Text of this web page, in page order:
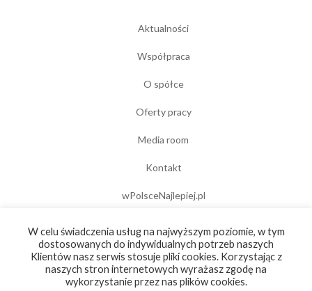
Aktualności
Współpraca
O spółce
Oferty pracy
Media room
Kontakt
wPolsceNajlepiej.pl
Portal do zgłaszania naruszeń
W celu świadczenia usług na najwyższym poziomie, w tym
dostosowanych do indywidualnych potrzeb naszych
Klientów nasz serwis stosuje pliki cookies. Korzystając z
naszych stron internetowych wyrażasz zgodę na
wykorzystanie przez nas plików cookies.